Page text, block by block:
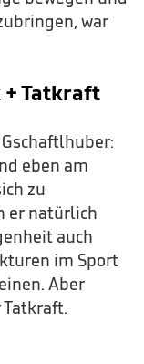
war
+ Tatkraft
eben am
zu
er natürlich
auch
im Sport
Aber